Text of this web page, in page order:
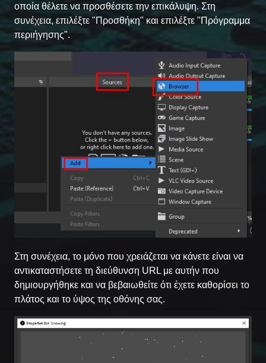
οποία θέλετε να προσθέσετε την επικάλυψη. Στη
συνέχεια, επιλέξτε "Προσθήκη" και επιλέξτε "Πρόγραμμα
περιήγησης".
Στη συνέχεια, το μόνο που χρειάζεται να κάνετε είναι να
αντικαταστήσετε τη διεύθυνση URL με αυτήν που
δημιουργήθηκε και να βεβαιωθείτε ότι έχετε καθορίσει το
πλάτος και το ύψος της οθόνης σας.